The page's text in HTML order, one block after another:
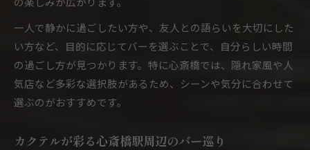
一人で静かに過ごしたい方や、友人との語らいを大切にした
い方など、目的に応じてバーを選ぶことで、自分らしい時間
の過ごし方が見つかります。特に心斎橋では、隠れ家風や人
気店など多彩な選択肢があるため、シーンや気分に合わせて
選ぶのがおすすめです。
カクテルが彩る心斎橋駅周辺のバー巡り